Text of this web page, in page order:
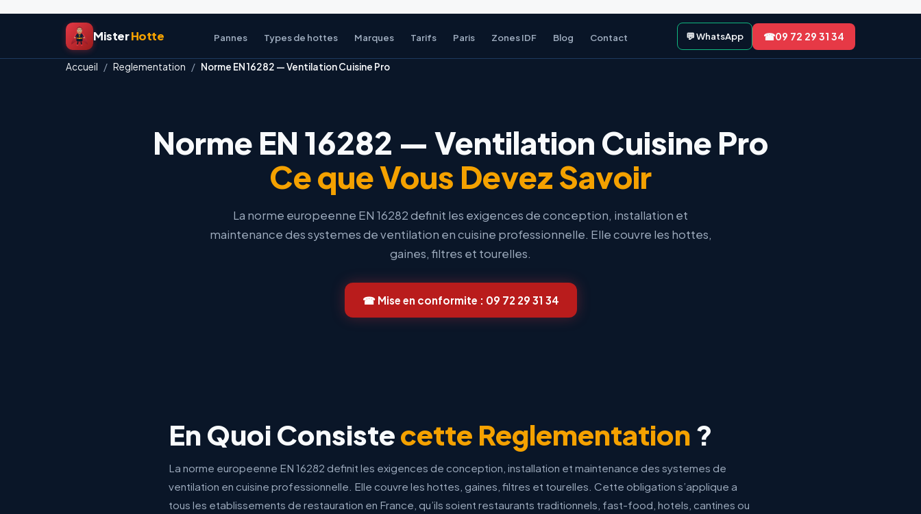
contenu
MisterHotte Pannes Types de hottes Marques Tarifs Paris Zones IDF Blog Contact 💬 WhatsApp ☎09 72 29 31 34
Accueil / Reglementation / Norme EN 16282 — Ventilation Cuisine Pro
Norme EN 16282 — Ventilation Cuisine Pro
Ce que Vous Devez Savoir
La norme europeenne EN 16282 definit les exigences de conception, installation et
maintenance des systemes de ventilation en cuisine professionnelle. Elle couvre les hottes,
gaines, filtres et tourelles.
☎ Mise en conformite : 09 72 29 31 34
En Quoi Consistecette Reglementation?
La norme europeenne EN 16282 definit les exigences de conception, installation et maintenance des systemes de
ventilation en cuisine professionnelle. Elle couvre les hottes, gaines, filtres et tourelles. Cette obligation s’applique a
tous les etablissements de restauration en France, qu’ils soient restaurants traditionnels, fast-food, hotels, cantines ou